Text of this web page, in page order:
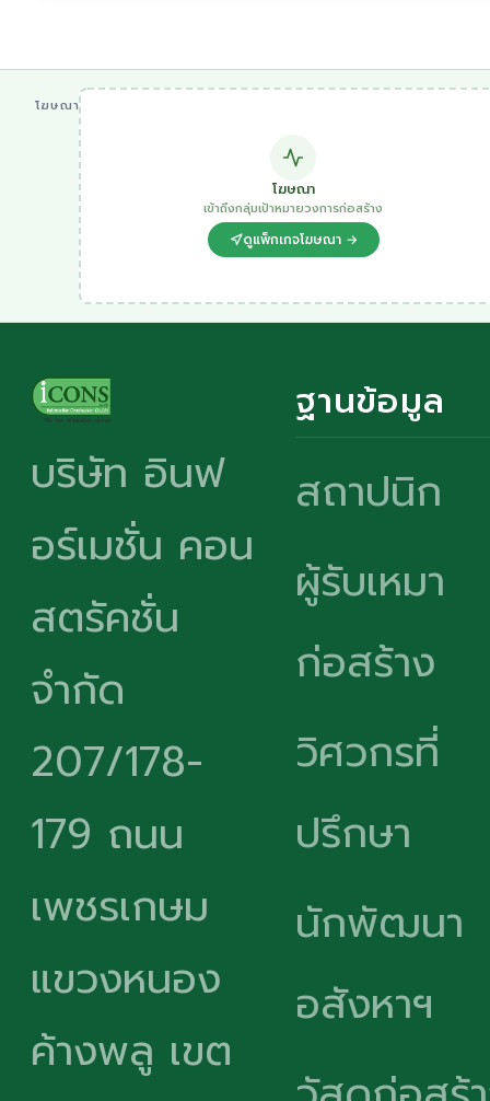
โฆษณา
โฆษณา
เข้าถึงกลุ่มเป้าหมายวงการก่อสร้าง
ดูแพ็กเกจโฆษณา →
บริษัท อินฟ
อร์เมชั่น คอน
สตรัคชั่น
จำกัด
207/178-
179 ถนน
เพชรเกษม
แขวงหนอง
ค้างพลู เขต
ฐานข้อมูล
สถาปนิก
ผู้รับเหมา
ก่อสร้าง
วิศวกรที่
ปรึกษา
นักพัฒนา
อสังหาฯ